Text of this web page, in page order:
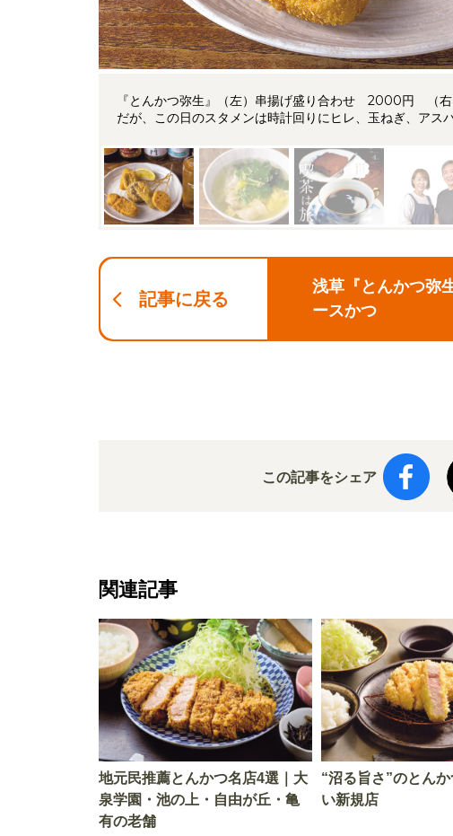
『とんかつ弥生』（左）串揚げ盛り合わせ 2000円 （
だが、この日のスタメンは時計回りにヒレ、玉ねぎ、アス
記事に戻る
浅草『とんかつ弥
ースかつ
この記事をシェア
関連記事
地元民推薦とんかつ名店4選｜大
泉学園・池の上・自由が丘・亀
有の老舗
“沼る旨さ”のとん
い新規店